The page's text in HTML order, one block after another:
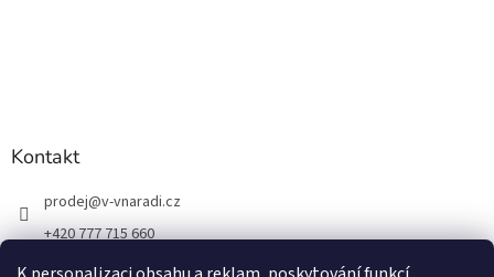
Kontakt
prodej@v-vnaradi.cz
+420 777 715 660